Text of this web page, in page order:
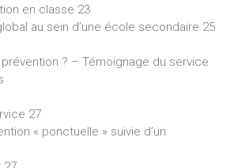
en classe 23
au sein d’une école secondaire 25
prévention ? – Témoignage du service
27
« ponctuelle » suivie d’un